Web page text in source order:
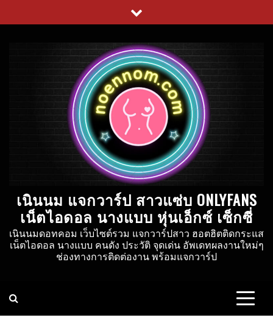
to
เนินนม แจกวาร์ป สาวแซ่บ ONLYFANS
เน็ตไอดอล นางแบบ หุ่นเอ็กซ์ เซ็กซี่
เนินนมดอทคอม เว็บไซต์รวม แจกวาร์ปสาว ฮอตฮิตติดกระแส
เน็ตไอดอล นางแบบ คนดัง ประวัติ จุดเด่น อัพเดทผลงานใหม่ๆ
ช่องทางการติดต่องาน พร้อมแจกวาร์ป